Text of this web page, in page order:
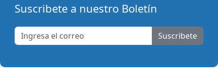
Suscribete a nuestro Boletín
Suscribete